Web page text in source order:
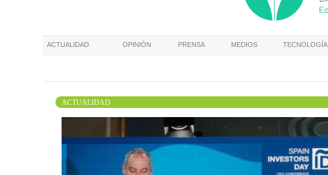
ACTUALIDAD OPINIÓN PRENSA MEDIOS TECNOLOGÍA
ACTUALIDAD